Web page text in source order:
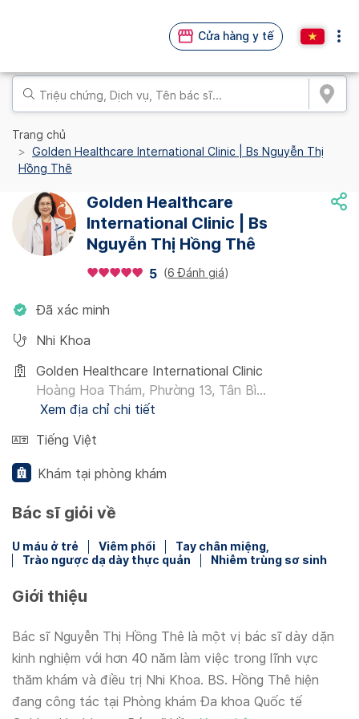
Cửa hàng y tế
Trang chủ
Golden Healthcare International Clinic | Bs Nguyễn Thị
Hồng Thê
Golden Healthcare
International Clinic | Bs
Nguyễn Thị Hồng Thê
5 (6 Đánh giá)
Đã xác minh
Nhi Khoa
Golden Healthcare International Clinic
Hoàng Hoa Thám, Phường 13, Tân Bì...
Xem địa chỉ chi tiết
Tiếng Việt
Khám tại phòng khám
Bác sĩ giỏi về
U máu ở trẻ Viêm phổi
Tay chân miệng,
Trào ngược dạ dày thực quản
Nhiễm trùng sơ sinh
Giới thiệu
Bác sĩ Nguyễn Thị Hồng Thê là một vị bác sĩ dày dặn
kinh nghiệm với hơn 40 năm làm việc trong lĩnh vực
thăm khám và điều trị Nhi Khoa. BS. Hồng Thê hiện
đang công tác tại Phòng khám Đa khoa Quốc tế